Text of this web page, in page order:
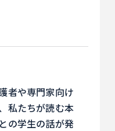
者や専門家向け
私たちが読む本
の学生の話が発